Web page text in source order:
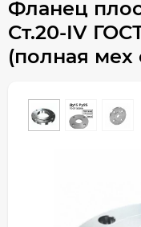
Фланец
Ст.20-IV
(полная мех